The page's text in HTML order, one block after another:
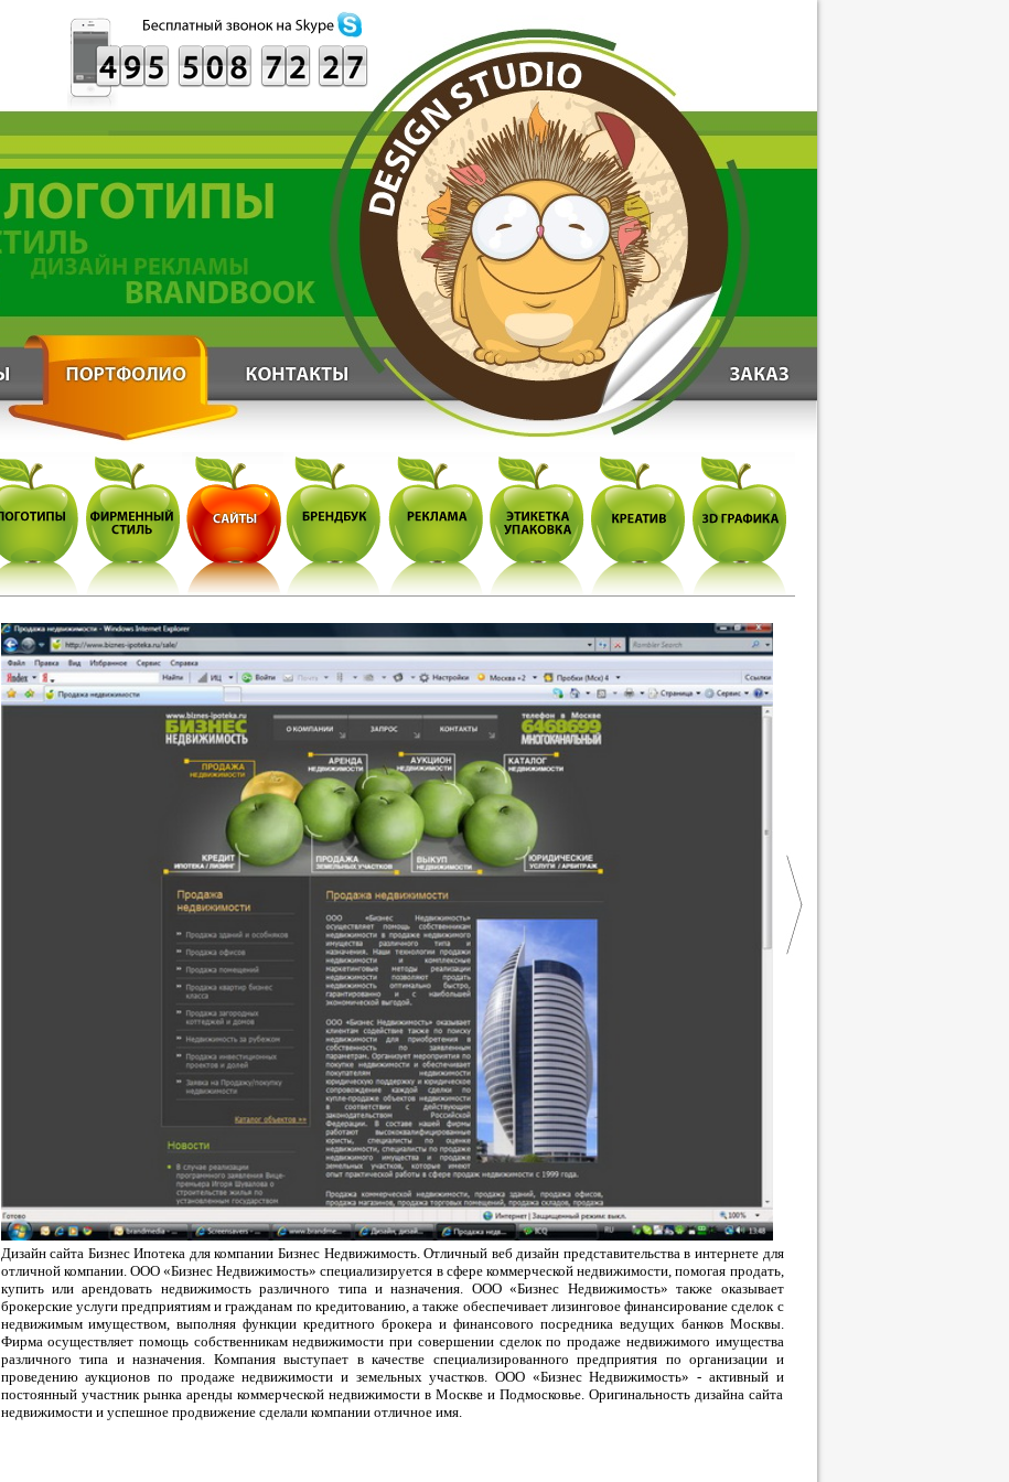
Дизайн сайта Бизнес Ипотека для компании Бизнес Недвижимость. Отличный веб дизайн представительства в интернете для
отличной компании. ООО «Бизнес Недвижимость» специализируется в сфере коммерческой недвижимости, помогая продать,
купить или арендовать недвижимость различного типа и назначения. ООО «Бизнес Недвижимость» также оказывает
брокерские услуги предприятиям и гражданам по кредитованию, а также обеспечивает лизинговое финансирование сделок с
недвижимым имуществом, выполняя функции кредитного брокера и финансового посредника ведущих банков Москвы.
Фирма осуществляет помощь собственникам недвижимости при совершении сделок по продаже недвижимого имущества
различного типа и назначения. Компания выступает в качестве специализированного предприятия по организации и
проведению аукционов по продаже недвижимости и земельных участков. ООО «Бизнес Недвижимость» - активный и
постоянный участник рынка аренды коммерческой недвижимости в Москве и Подмосковье. Оригинальность дизайна сайта
недвижимости и успешное продвижение сделали компании отличное имя.